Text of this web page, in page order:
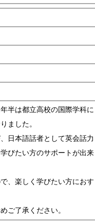
半は都立高校の国際学科に
ました。
日本語話者として英会話力
びたい方のサポートが出来
、楽しく学びたい方におす
ご了承ください。